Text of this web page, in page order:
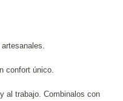
confort único.
al trabajo. Combinalos con